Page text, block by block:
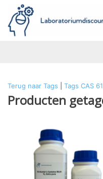
Terug naar Tags Tags CAS
Producten